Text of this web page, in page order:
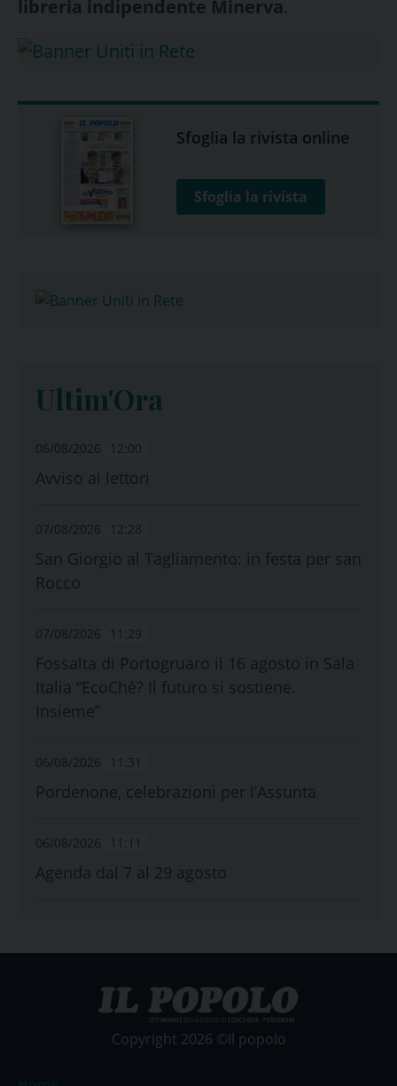
libreria indipendente Minerva.
Sfoglia la rivista online
Sfoglia la rivista
Ultim'Ora
06/08/2026 12:00
Avviso ai lettori
07/08/2026 12:28
San Giorgio al Tagliamento: in festa per san
Rocco
07/08/2026 11:29
Fossalta di Portogruaro il 16 agosto in Sala
Italia “EcoChè? Il futuro si sostiene.
Insieme”
06/08/2026 11:31
Pordenone, celebrazioni per l’Assunta
06/08/2026 11:11
Agenda dal 7 al 29 agosto
Copyright 2026 ©Il popolo